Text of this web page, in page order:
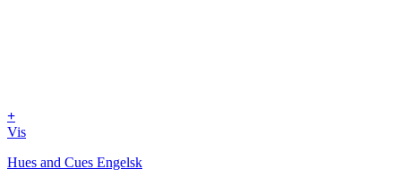
+
Vis
Hues and Cues Engelsk